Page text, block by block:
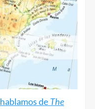
hablamos de The